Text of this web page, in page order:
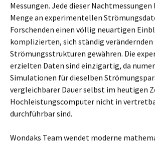
Messungen. Jede dieser
Menge an experimentellen
Forschenden einen völlig neuartigen
komplizierten, sich ständig verändernden
Strömungsstrukturen gewähren. Die
erzielten Daten sind einzigartig, da
Simulationen für dieselben
vergleichbarer Dauer selbst im heutigen
Hochleistungscomputer nicht in
durchführbar sind.
Wondaks Team wendet moderne